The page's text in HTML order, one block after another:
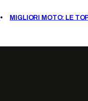
MIGLIORI MOTO: LE